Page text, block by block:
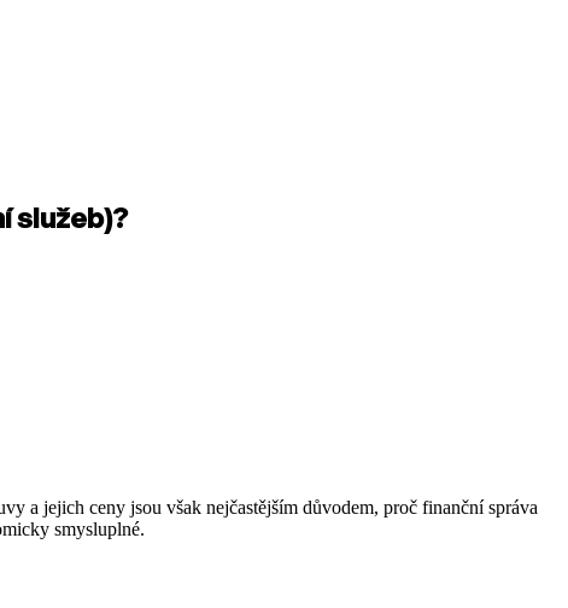
služeb)?
a jejich ceny jsou však nejčastějším důvodem, proč finanční správa
smysluplné.